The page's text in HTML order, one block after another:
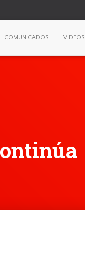
COMUNICADOS VIDEOS